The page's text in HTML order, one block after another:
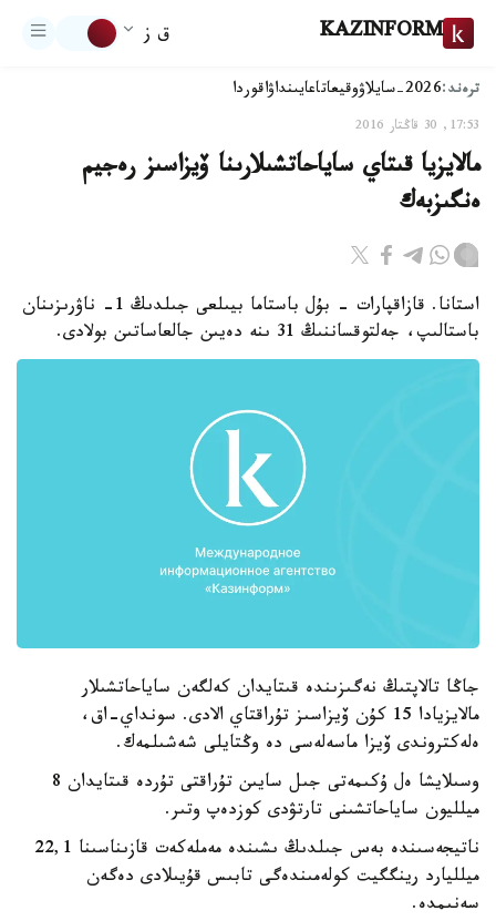
KAZINFORM ق ز
ترەند:2026-سايلاۋ وقيعاتاعايىنداۋاقوردا
17:53, 30 قاڭتار 2016
مالايزيا قىتاي ساياحاتشىلارىنا ۆيزاسىز رەجيم
ەنگىزبەك
استانا. قازاقپارات - بۇل باستاما بيىلعى جىلدىڭ 1- ناۋرىزىنان
باستالىپ، جەلتوقساننىڭ 31 ىنە دەيىن جالعاساتىن بولادى.
جاڭا تالاپتىڭ نەگىزىندە قىتايدان كەلگەن ساياحاتشىلار
مالايزيادا 15 كۇن ۆيزاسىز تۇراقتاي الادى. سونداي-اق،
ەلەكتروندى ۆيزا ماسەلەسى دە وڭتايلى شەشىلمەك.
وسىلايشا ەل ۇكىمەتى جىل سايىن تۇراقتى تۇردە قىتايدان 8
ميلليون ساياحاتشىنى تارتۋدى كوزدەپ وتىر.
ناتيجەسىندە بەس جىلدىڭ ىشىندە مەملەكەت قازىناسىنا 22,1
ميلليارد رينگگيت كولەمىندەگى تابىس قۇيىلادى دەگەن
سەنىمدە.